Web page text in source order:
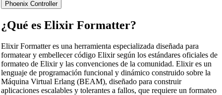
Phoenix Controller
¿Qué es Elixir Formatter?
Elixir Formatter es una herramienta especializada diseñada para
formatear y embellecer código Elixir según los estándares oficiales de
formateo de Elixir y las convenciones de la comunidad. Elixir es un
lenguaje de programación funcional y dinámico construido sobre la
Máquina Virtual Erlang (BEAM), diseñado para construir
aplicaciones escalables y tolerantes a fallos, que requiere un formateo